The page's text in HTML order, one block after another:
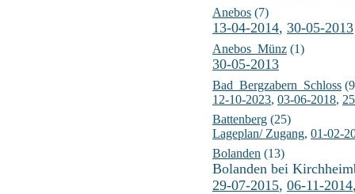
Anebos (7)
13-04-2014, 30-05-2013
Anebos_Münz (1)
30-05-2013
Bad_Bergzabern_Schloss
12-10-2023, 03-06-2018,
Battenberg (25)
Lageplan/ Zugang, 01-02-
Bolanden (13)
Bolanden bei
29-07-2015, 06-11-2014